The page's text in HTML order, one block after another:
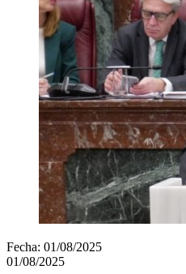
Fecha: 01/08/2025
01/08/2025